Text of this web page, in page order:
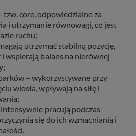
tzw. core, odpowiedzialne za
i utrzymanie równowagi, co jest
ruchu;
utrzymać stabilną pozycję,
wspierają balans na nierównej
– wykorzystywane przy
wiosła, wpływają na siłę i
pracują podczas
się do ich wzmacniania i